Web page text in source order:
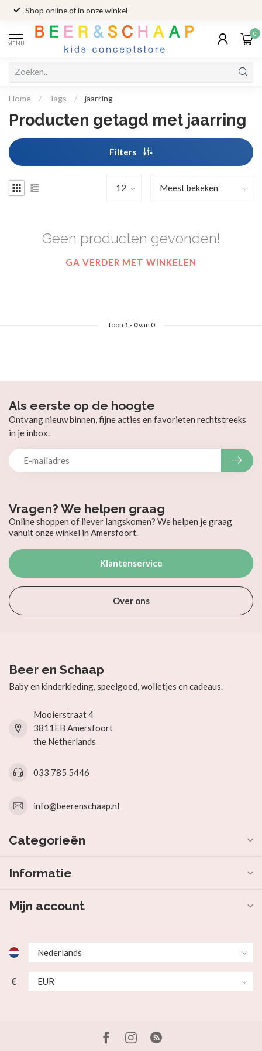
Shop online of in onze winkel
MENU
0
Home / Tags / jaarring
Producten getagd met jaarring
Filters
Geen producten gevonden!
GA VERDER MET WINKELEN
Toon 1- 0van 0
Vragen? We helpen graag
Online shoppen of liever langskomen? We helpen je graag
vanuit onze winkel in Amersfoort.
Klantenservice
Over ons
Als eerste op de hoogte
Ontvang nieuw binnen, fijne acties en favorieten rechtstreeks
in je inbox.
Beer en Schaap
Baby en kinderkleding, speelgoed, wolletjes en cadeaus.
Mooierstraat 4
3811EB Amersfoort
the Netherlands
033 785 5446
info@beerenschaap.nl
Categorieën
Informatie
Mijn account
€